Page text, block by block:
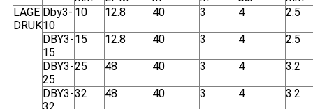
LAGE
DRUK
Dby3-
10
10 12.8 40 3 4 2.5
DBY3-
15
15 12.8 40 3 4 2.5
DBY3-
25
25 48 40 3 4 3.2
DBY3-32 48 40 3 4 3.2